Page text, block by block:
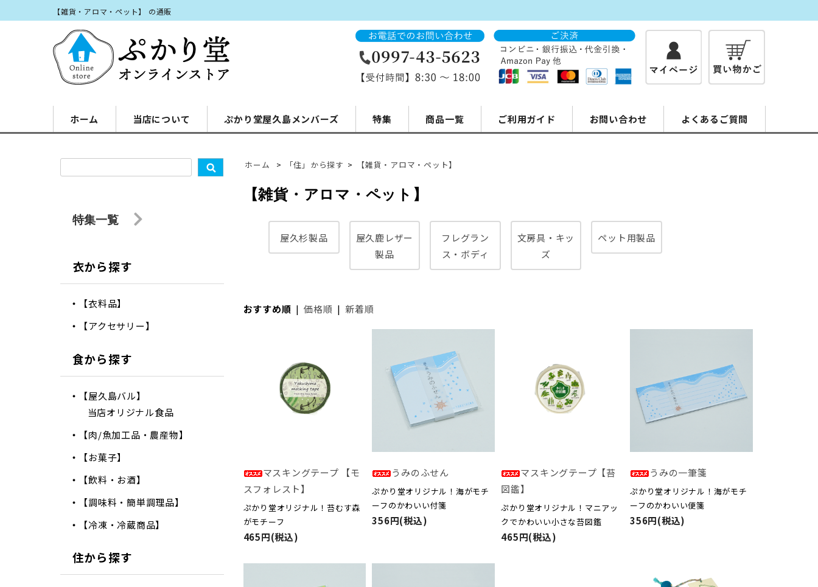
【雑貨・アロマ・ペット】 の通販
ホーム 当店について ぷかり堂屋久島メンバーズ 特集 商品一覧 ご利用ガイド お問い合わせ よくあるご質問
ホーム > 「住」から探す > 【雑貨・アロマ・ペット】
【雑貨・アロマ・ペット】
屋久杉製品
屋久鹿レザー
製品
フレグラン
ス・ボディ
文房具・キッ
ズ
ペット用製品
おすすめ順 |価格順 | 新着順
マスキングテープ 【モ
スフォレスト】
ぷかり堂オリジナル！苔むす森
がモチーフ
465円(税込)
うみのふせん
ぷかり堂オリジナル！海がモチ
ーフのかわいい付箋
356円(税込)
マスキングテープ【苔
図鑑】
ぷかり堂オリジナル！マニアッ
クでかわいい小さな苔図鑑
465円(税込)
うみの一筆箋
ぷかり堂オリジナル！海がモチ
ーフのかわいい便箋
356円(税込)
特集一覧
衣から探す
【衣料品】
【アクセサリー】
食から探す
【屋久島バル】
当店オリジナル食品
【肉/魚加工品・農産物】
【お菓子】
【飲料・お酒】
【調味料・簡単調理品】
【冷凍・冷蔵商品】
住から探す